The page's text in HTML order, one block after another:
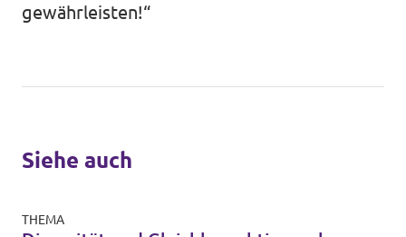
gewährleisten!“
Siehe auch
THEMA